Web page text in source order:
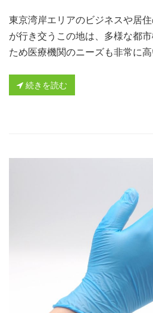
東京湾岸エリアのビジネスや居
が行き交うこの地は、多様な都
ため医療機関のニーズも非常に高
続きを読む